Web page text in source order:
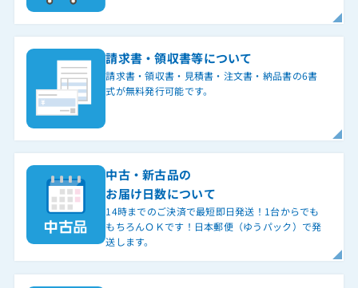
請求書・領収書等について
請求書・領収書・見積書・注文書・納品書の6書
式が無料発行可能です。
中古・新古品の
お届け日数について
14時までのご決済で最短即日発送！1台からでも
もちろんＯＫです！日本郵便（ゆうパック）で発
送します。